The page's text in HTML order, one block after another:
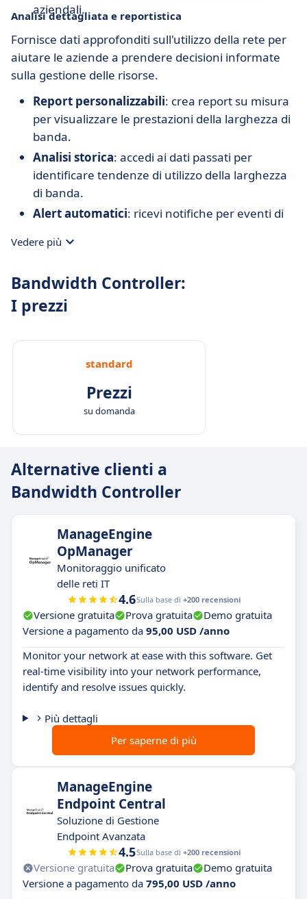
aziendali.
Analisi dettagliata e reportistica
Fornisce dati approfonditi sull'utilizzo della rete per
aiutare le aziende a prendere decisioni informate
sulla gestione delle risorse.
Report personalizzabili: crea report su misura
per visualizzare le prestazioni della larghezza di
banda.
Analisi storica: accedi ai dati passati per
identificare tendenze di utilizzo della larghezza
di banda.
Alert automatici: ricevi notifiche per eventi di
Vedere più
Bandwidth Controller:
I prezzi
standard
Prezzi
su domanda
Alternative clienti a
Bandwidth Controller
ManageEngine
OpManager
Monitoraggio unificato
delle reti IT
4.6Sulla base di +200 recensioni
Versione gratuita Prova gratuita
Demo gratuita
Versione a pagamento da 95,00 USD /anno
Monitor your network at ease with this software. Get
real-time visibility into your network performance,
identify and resolve issues quickly.
Più dettagli
Per saperne di più
ManageEngine
Endpoint Central
Soluzione di Gestione
Endpoint Avanzata
4.5Sulla base di +200 recensioni
Versione gratuita Prova gratuita
Demo gratuita
Versione a pagamento da 795,00 USD /anno